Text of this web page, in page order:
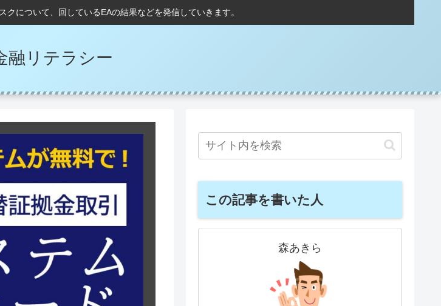
について、回しているEAの結果などを発信していきます。
融リテラシー
この記事を書いた人
森あきら